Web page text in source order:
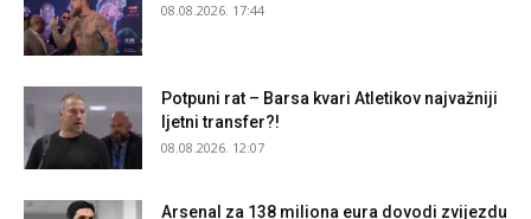
08.08.2026. 17:44
Potpuni rat – Barsa kvari Atletikov najvažniji
ljetni transfer?!
08.08.2026. 12:07
Arsenal za 138 miliona eura dovodi zvijezdu